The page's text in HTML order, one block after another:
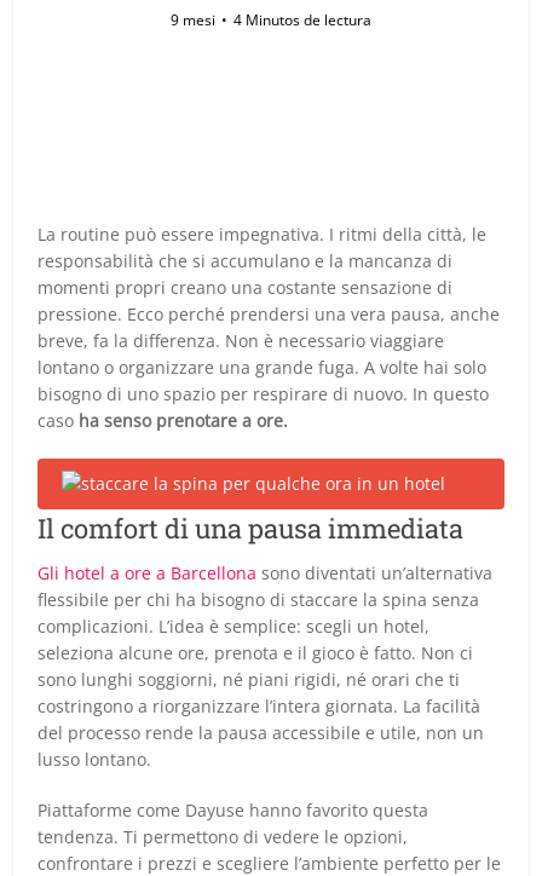
9 mesi 4 Minutos de lectura
La routine può essere impegnativa. I ritmi della città, le
responsabilità che si accumulano e la mancanza di
momenti propri creano una costante sensazione di
pressione. Ecco perché prendersi una vera pausa, anche
breve, fa la differenza. Non è necessario viaggiare
lontano o organizzare una grande fuga. A volte hai solo
bisogno di uno spazio per respirare di nuovo. In questo
caso ha senso prenotare a ore.
Il comfort di una pausa immediata
Gli hotel a ore a Barcellona sono diventati un’alternativa
flessibile per chi ha bisogno di staccare la spina senza
complicazioni. L’idea è semplice: scegli un hotel,
seleziona alcune ore, prenota e il gioco è fatto. Non ci
sono lunghi soggiorni, né piani rigidi, né orari che ti
costringono a riorganizzare l’intera giornata. La facilità
del processo rende la pausa accessibile e utile, non un
lusso lontano.
Piattaforme come Dayuse hanno favorito questa
tendenza. Ti permettono di vedere le opzioni,
confrontare i prezzi e scegliere l’ambiente perfetto per le